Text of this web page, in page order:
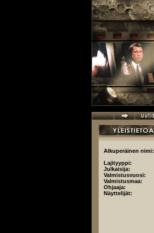
Alkuperäinen nimi:
Lajityyppi:
Julkaisija:
Valmistusvuosi:
Valmistusmaa:
Ohjaaja:
Näyttelijät: